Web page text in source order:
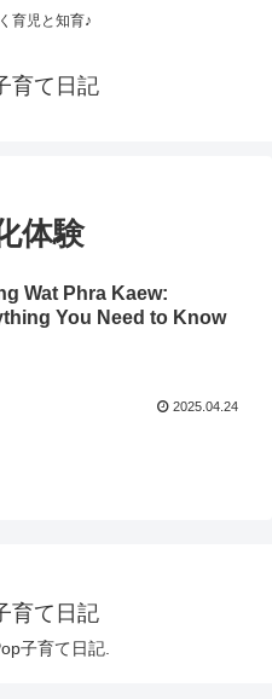
育児と知育♪
育て日記
体験
Wat Phra Kaew:
You Need to Know
2025.04.24
育て日記
子育て日記.